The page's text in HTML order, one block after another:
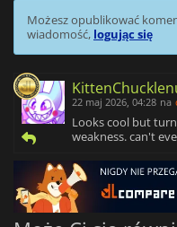
Możesz opublikować
wiadomość, logując się
22 maj 2026, 04:28 na
Looks cool but
weakness. can't